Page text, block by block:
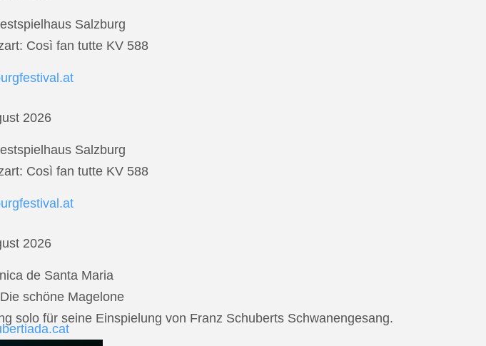
Salzburg
Così fan tutte KV 588
2026
Salzburg
Così fan tutte KV 588
2026
de Santa Maria
schöne Magelone
solo für seine Einspielung von Franz Schuberts Schwanengesang.